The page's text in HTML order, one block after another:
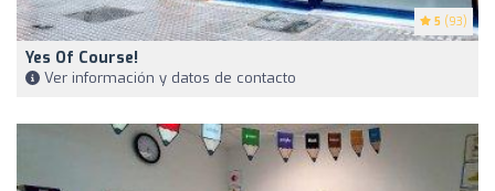
5 (93)
Yes Of Course!
Ver información y datos de contacto